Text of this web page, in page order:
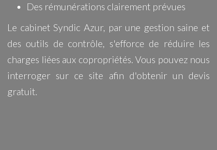
Des rémunérations clairement prévues
Le cabinet Syndic Azur, par une gestion saine et
des outils de contrôle, s'efforce de réduire les
charges liées aux copropriétés. Vous pouvez nous
interroger sur ce site afin d'obtenir un devis
gratuit.